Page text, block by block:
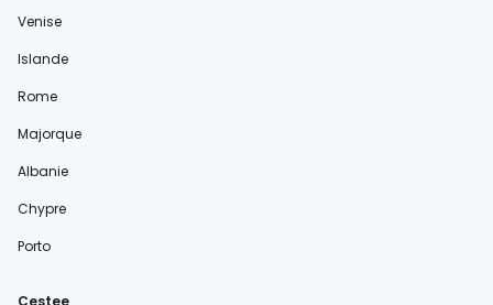
Venise
Islande
Rome
Majorque
Albanie
Chypre
Porto
Cestee